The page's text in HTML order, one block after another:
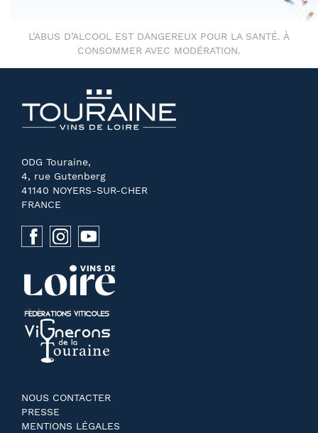
L’ABUS D’ALCOOL EST DANGEREUX POUR LA SANTÉ. À
CONSOMMER AVEC MODÉRATION.
ODG Touraine,
4, rue Gutenberg
41140 NOYERS-SUR-CHER
FRANCE
NOUS CONTACTER
PRESSE
MENTIONS LÉGALES